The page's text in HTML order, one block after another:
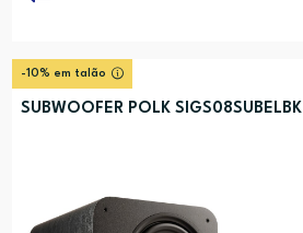
-10% em talão
SUBWOOFER POLK SIGS08SUBELBK